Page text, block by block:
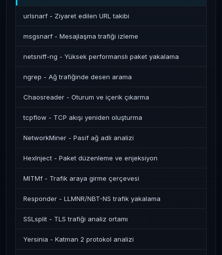
urlsnarf - Ziyaret edilen URL takibi
msgsnarf - Mesajlaşma trafiği izleme
netsniff-ng - Yüksek performanslı paket yakalama
ngrep - Ağ trafiğinde desen arama
Chaosreader - Oturum ve içerik çıkarma
tcpflow - TCP akışı yeniden oluşturma
NetworkMiner - Pasif ağ adli analizi
HexInject - Paket düzenleme ve enjeksiyon
MITMf - Trafik araya girme çerçevesi
Responder - LLMNR/NBT-NS trafik yakalama
SSLsplit - TLS trafiği analiz ortamı
Yersinia - Katman 2 protokol analizi